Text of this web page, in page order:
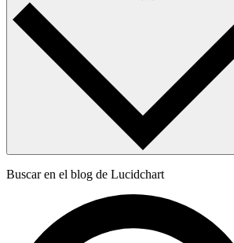
Buscar en el blog de Lucidchart